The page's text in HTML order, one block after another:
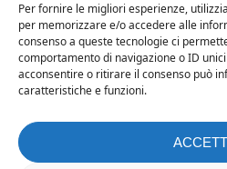
Per fornire le migliori esperienze,
per memorizzare e/o accedere alle
consenso a queste tecnologie ci
comportamento di navigazione o ID
acconsentire o ritirare il consenso può
caratteristiche e funzioni.